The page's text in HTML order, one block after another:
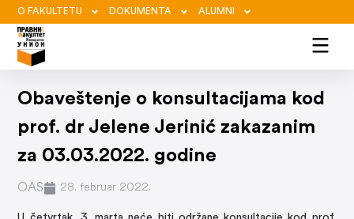
O FAKULTETU DOKUMENTA ALUMNI
Obaveštenje o konsultacijama kod
prof. dr Jelene Jerinić zakazanim
za 03.03.2022. godine
OAS 28. februar 2022.